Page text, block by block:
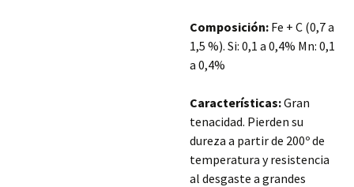
Composición: Fe + C (0,7 a
1,5 %). Si: 0,1 a 0,4% Mn: 0,1
a 0,4%
Características:Gran
tenacidad. Pierden su
dureza a partir de 200º de
temperatura y resistencia
al desgaste a grandes